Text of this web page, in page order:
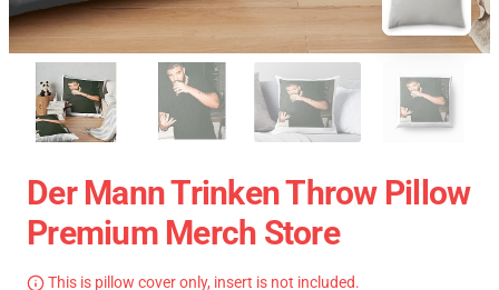
Der Mann Trinken Throw Pillow
Premium Merch Store
This is pillow cover only, insert is not included.